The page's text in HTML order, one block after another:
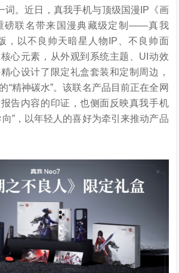
词。近日，真我手机与顶级国漫IP《画
磅联名带来国漫典藏级定制——真我
，以不良帅天暗星人物IP、不良帅面
心元素，从外观到系统主题、UI动效
心设计了限定礼盒套装和定制周边，
“精神碳水”。该联名产品目前正在全网
告内容的印证，也侧面反映真我手机
”，以年轻人的喜好为牵引来推动产品